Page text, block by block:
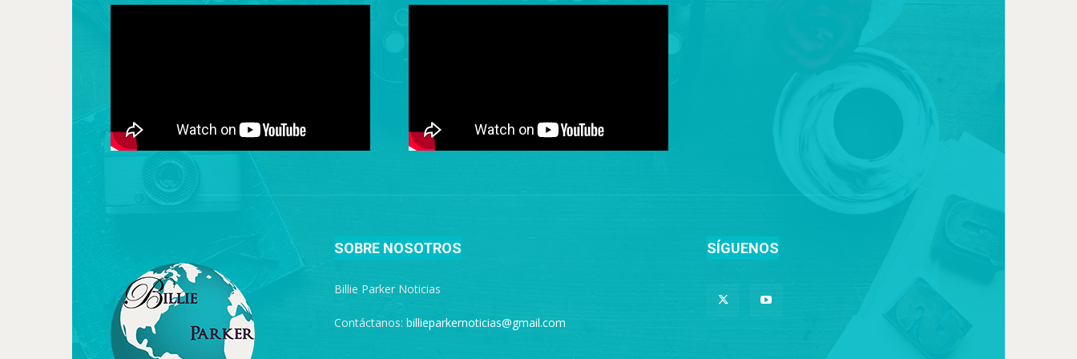
SOBRE NOSOTROS
Billie Parker Noticias
Contáctanos: billieparkernoticias@gmail.com
SÍGUENOS